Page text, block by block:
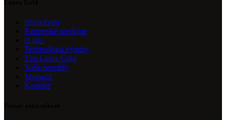
Showroom
Partnerské predajne
O nás
Technológia výroby
Tím Laura Gold
Naše benefity
Magazín
Kontakt